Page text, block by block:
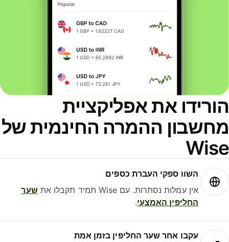
את אפליקציית
ההמרה החינמית של
השוו ספקי העברת כספים
אין עמלות נסתרות. עם Wise תמיד תקבלו את
שער
החליפין האמצעי.
עקבו אחר שער החליפין בזמן אמת